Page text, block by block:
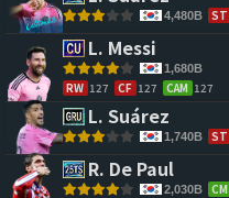
4,480B ST
L. Messi
1,680B
RW 127 CF 127 CAM 127
L. Suárez
1,740B ST
R. De Paul
2,030B CM